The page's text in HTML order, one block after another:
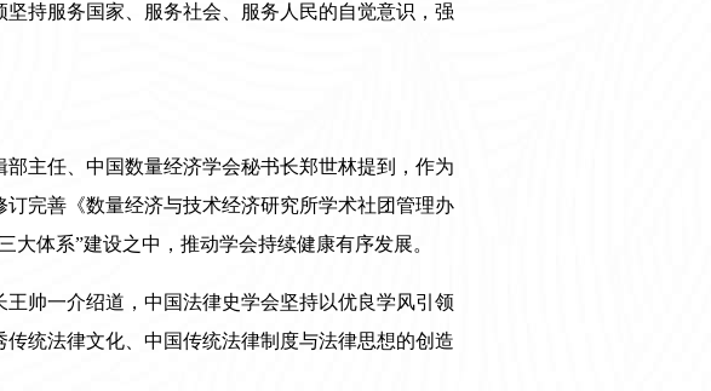
持服务国家、服务社会、服务人民的自觉意识，强
主任、中国数量经济学会秘书长郑世林提到，作为
完善《数量经济与技术经济研究所学术社团管理办
体系”建设之中，推动学会持续健康有序发展。
帅一介绍道，中国法律史学会坚持以优良学风引领
统法律文化、中国传统法律制度与法律思想的创造